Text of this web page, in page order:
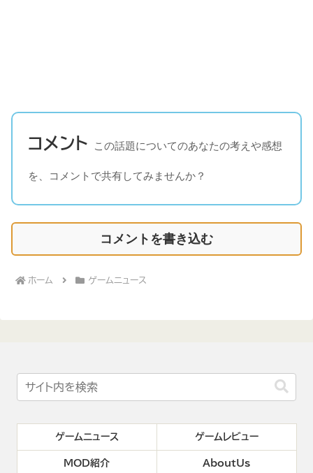
コメント この話題についてのあなたの考えや感想
を、コメントで共有してみませんか？
コメントを書き込む
ホーム ゲームニュース
ゲームニュース ゲームレビュー
MOD紹介 AboutUs